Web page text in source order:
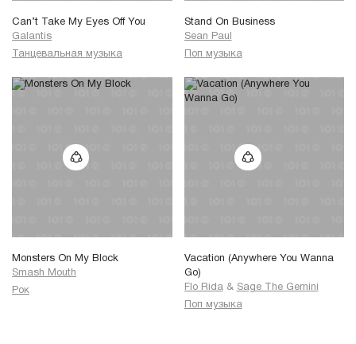
Can’t Take My Eyes Off You
Galantis
Танцевальная музыка
Stand On Business
Sean Paul
Поп музыка
Monsters On My Block
Smash Mouth
Рок
Vacation (Anywhere You Wanna
Go)
Flo Rida & Sage The Gemini
Поп музыка